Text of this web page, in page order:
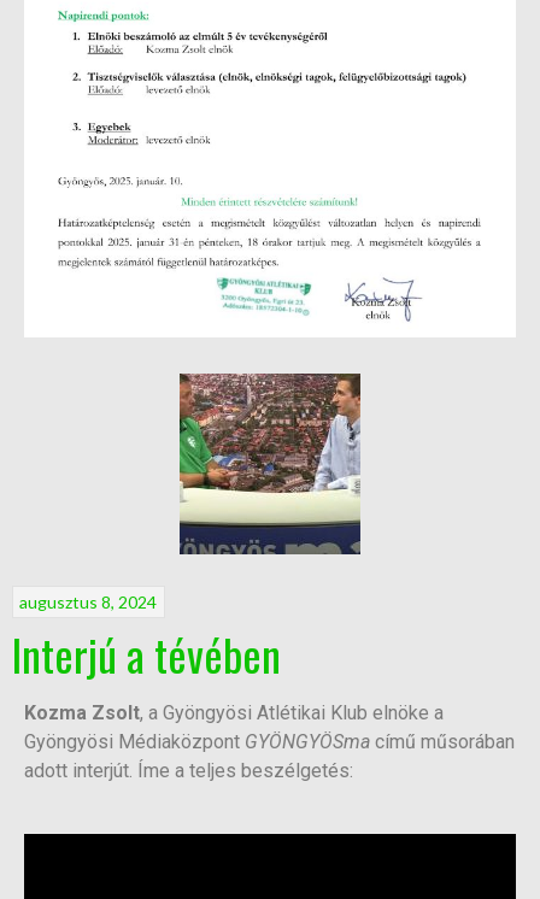
augusztus 8, 2024
Interjú a tévében
Kozma Zsolt, a Gyöngyösi Atlétikai Klub elnöke a
Gyöngyösi Médiaközpont GYÖNGYÖSma című műsorában
adott interjút. Íme a teljes beszélgetés: